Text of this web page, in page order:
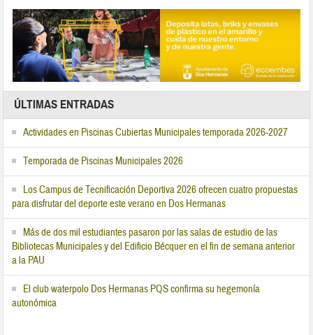
ÚLTIMAS ENTRADAS
Actividades en Piscinas Cubiertas Municipales temporada 2026-2027
Temporada de Piscinas Municipales 2026
Los Campus de Tecnificación Deportiva 2026 ofrecen cuatro propuestas
para disfrutar del deporte este verano en Dos Hermanas
Más de dos mil estudiantes pasaron por las salas de estudio de las
Bibliotecas Municipales y del Edificio Bécquer en el fin de semana anterior
a la PAU
El club waterpolo Dos Hermanas PQS confirma su hegemonía
autonómica